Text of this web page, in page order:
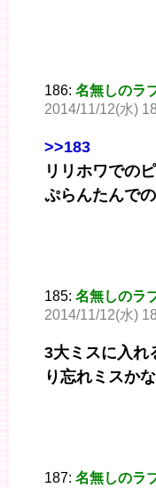
186: 名無しのラ
2014/11/12(水)
>>183
リリホワでの
ぷらんたんで
185: 名無しのラ
2014/11/12(水)
3大ミスに入れ
り忘れミスかな
187: 名無しのラ